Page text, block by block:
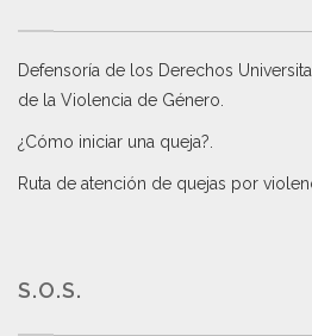
Defensoría de los Derechos
de la Violencia de Género
¿Cómo iniciar una queja?
Ruta de atención de quejas por
S.O.S.